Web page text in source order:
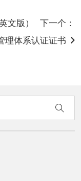
文版）
下一个：
理体系认证证书